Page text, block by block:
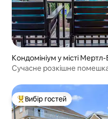
Кондомініум у місті Мертл-
Сучасне розкішне
Топ вибір гостей
Вибір гостей